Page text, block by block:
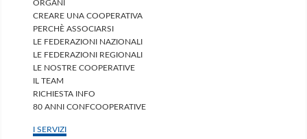
ORGANI
CREARE UNA COOPERATIVA
PERCHÈ ASSOCIARSI
LE FEDERAZIONI NAZIONALI
LE FEDERAZIONI REGIONALI
LE NOSTRE COOPERATIVE
IL TEAM
RICHIESTA INFO
80 ANNI CONFCOOPERATIVE
I SERVIZI